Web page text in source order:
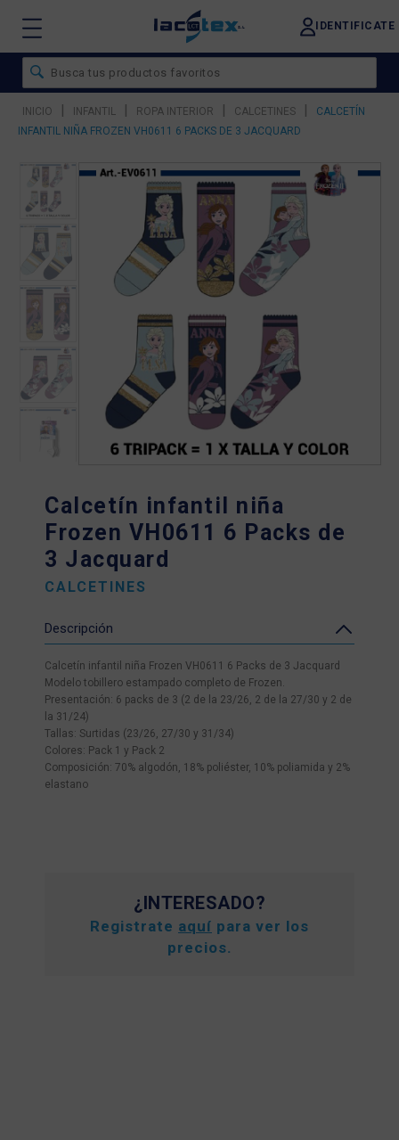
IDENTIFICATE
INICIO | INFANTIL | ROPA INTERIOR | CALCETINES |
CALCETÍN
INFANTIL NIÑA FROZEN VH0611 6 PACKS DE 3 JACQUARD
Calcetín infantil niña
Frozen VH0611 6 Packs de
3 Jacquard
CALCETINES
Descripción
Calcetín infantil niña Frozen VH0611 6 Packs de 3 Jacquard
Modelo tobillero estampado completo de Frozen.
Presentación: 6 packs de 3 (2 de la 23/26, 2 de la 27/30 y 2 de
la 31/24)
Tallas: Surtidas (23/26, 27/30 y 31/34)
Colores: Pack 1 y Pack 2
Composición: 70% algodón, 18% poliéster, 10% poliamida y 2%
elastano
¿INTERESADO?
Registrate aquí para ver los
precios.